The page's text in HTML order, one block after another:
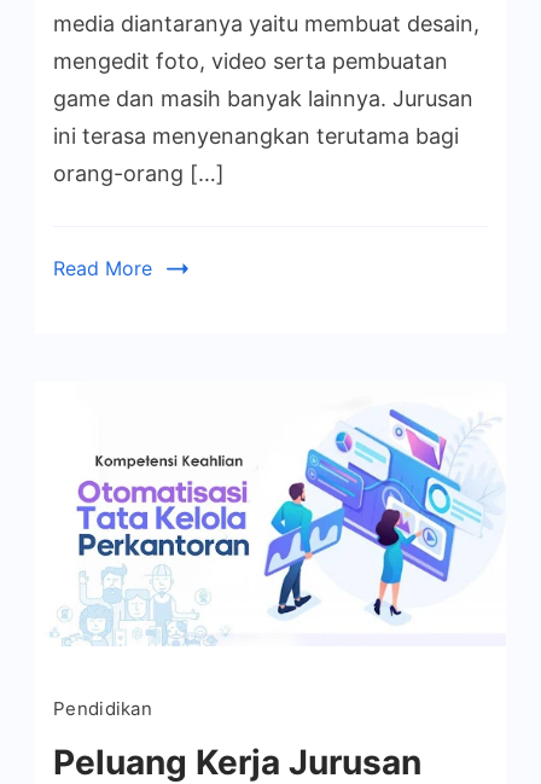
Lulusan
SMK
Jurusan
Multimedia
media diantaranya yaitu membuat desain,
mengedit foto, video serta pembuatan
game dan masih banyak lainnya. Jurusan
ini terasa menyenangkan terutama bagi
orang-orang […]
Read More
Pendidikan
Peluang Kerja Jurusan